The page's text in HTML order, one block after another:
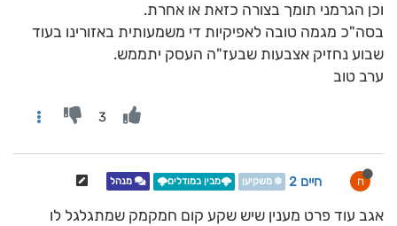
וכן הגרמני תומך בצורה כזאת או אחרת.
בסה"כ מגמה טובה לאפיקיות די משמעותית באזורינו בעוד
שבוע נחזיק אצבעות שבעז"ה העסק יתממש.
ערב טוב
3
ח חיים 2 ❄️ משקיען 🌩️מבין במודלים🌩️ מנהל
אגב עוד פרט מענין שיש שקע קום חמקמק שמתגלגל לו